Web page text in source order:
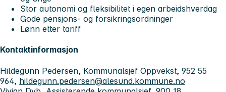
Stor autonomi og fleksibilitet i egen arbeidshverdag
Gode pensjons- og forsikringsordninger
Lønn etter tariff
Kontaktinformasjon
Hildegunn Pedersen, Kommunalsjef Oppvekst, 952 55
964, hildegunn.pedersen@alesund.kommune.no